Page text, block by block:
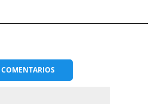
COMENTARIOS